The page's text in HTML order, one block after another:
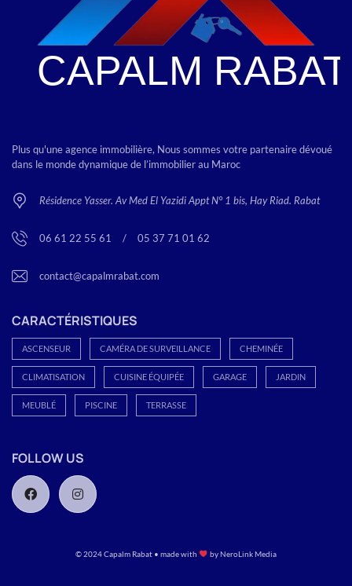
Plus qu'une agence immobilière, Nous sommes votre partenaire dévoué
dans le monde dynamique de l’immobilier au Maroc
Résidence Yasser. Av Med El Yazidi Appt N° 1 bis, Hay Riad. Rabat
06 61 22 55 61 / 05 37 71 01 62
contact@capalmrabat.com
CARACTÉRISTIQUES
ASCENSEUR CAMÉRA DE SURVEILLANCE CHEMINÉE
CLIMATISATION CUISINE ÉQUIPÉE GARAGE JARDIN
MEUBLÉ PISCINE TERRASSE
FOLLOW US
© 2024 Capalm Rabat • made with byNeroLink Media